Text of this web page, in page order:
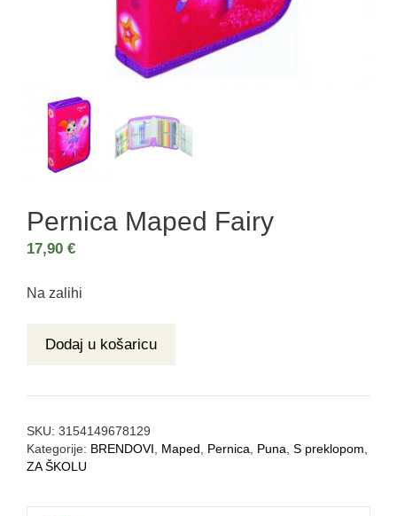
Pernica Maped Fairy
17,90 €
Na zalihi
Dodaj u košaricu
SKU: 3154149678129
Kategorije: BRENDOVI , Maped , Pernica, Puna, S preklopom,
ZA ŠKOLU